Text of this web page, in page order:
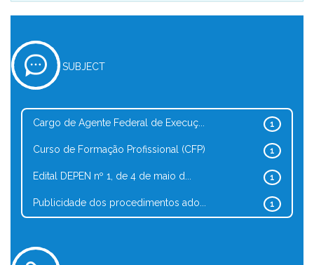
SUBJECT
1
Cargo de Agente Federal de Execuç...
1
Curso de Formação Profissional (CFP)
1
Edital DEPEN nº 1, de 4 de maio d...
1
Publicidade dos procedimentos ado...